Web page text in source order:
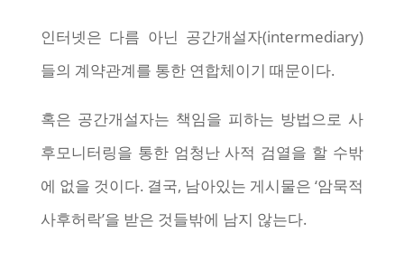
인터넷은 다름 아닌 공간개설자(intermediary)
들의 계약관계를 통한 연합체이기 때문이다.
혹은 공간개설자는 책임을 피하는 방법으로 사
후모니터링을 통한 엄청난 사적 검열을 할 수밖
에 없을 것이다. 결국, 남아있는 게시물은 ‘암묵적
사후허락’을 받은 것들밖에 남지 않는다.